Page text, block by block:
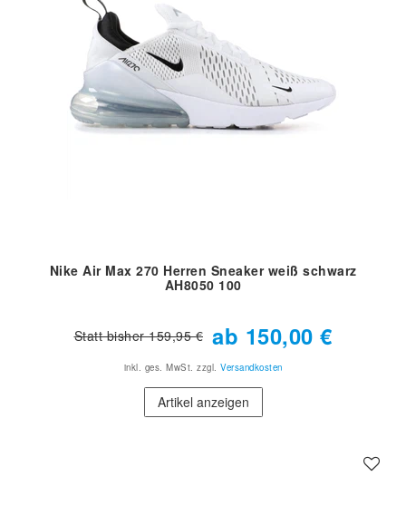
Nike Air Max 270 Herren Sneaker weiß schwarz
AH8050 100
Statt bisher 159,95 € ab 150,00 €
inkl. ges. MwSt. zzgl. Versandkosten
Artikel anzeigen